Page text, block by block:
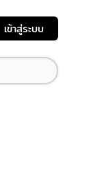
เข้าสู่ระบบ